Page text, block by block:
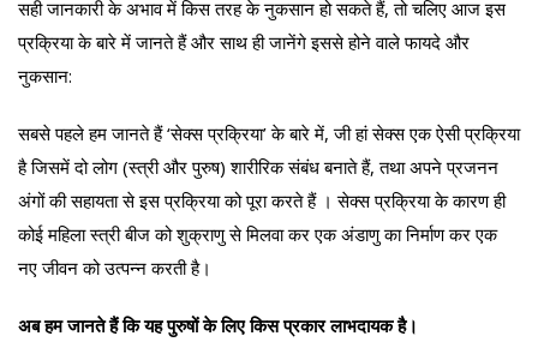
सही जानकारी के अभाव में किस तरह के नुकसान हो सकते हैं, तो चलिए आज इस
प्रक्रिया के बारे में जानते हैं और साथ ही जानेंगे इससे होने वाले फायदे और
नुकसान:
सबसे पहले हम जानते हैं ‘सेक्स प्रक्रिया’ के बारे में, जी हां सेक्स एक ऐसी प्रक्रिया
है जिसमें दो लोग (स्त्री और पुरुष) शारीरिक संबंध बनाते हैं, तथा अपने प्रजनन
अंगों की सहायता से इस प्रक्रिया को पूरा करते हैं । सेक्स प्रक्रिया के कारण ही
कोई महिला स्त्री बीज को शुक्राणु से मिलवा कर एक अंडाणु का निर्माण कर एक
नए जीवन को उत्पन्न करती है।
अब हम जानते हैं कि यह पुरुषों के लिए किस प्रकार लाभदायक है।